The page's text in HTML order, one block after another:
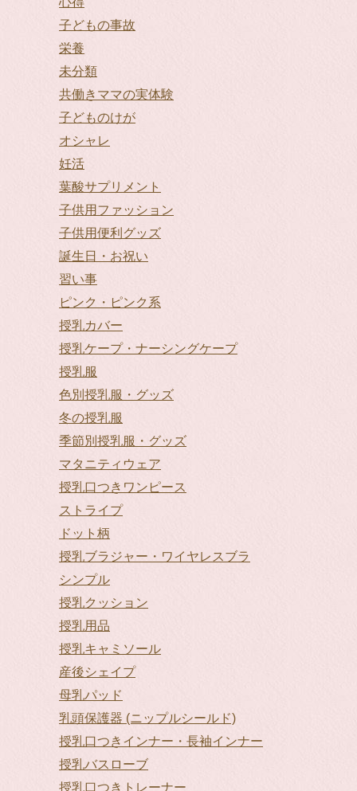
子どもの事故
栄養
未分類
共働きママの実体験
子どものけが
オシャレ
妊活
葉酸サプリメント
子供用ファッション
子供用便利グッズ
誕生日・お祝い
習い事
ピンク・ピンク系
授乳カバー
授乳ケープ・ナーシングケープ
授乳服
色別授乳服・グッズ
冬の授乳服
季節別授乳服・グッズ
マタニティウェア
授乳口つきワンピース
ストライプ
ドット柄
授乳ブラジャー・ワイヤレスブラ
シンプル
授乳クッション
授乳用品
授乳キャミソール
産後シェイプ
母乳パッド
乳頭保護器 (ニップルシールド)
授乳口つきインナー・長袖インナー
授乳バスローブ
授乳口つきトレーナー